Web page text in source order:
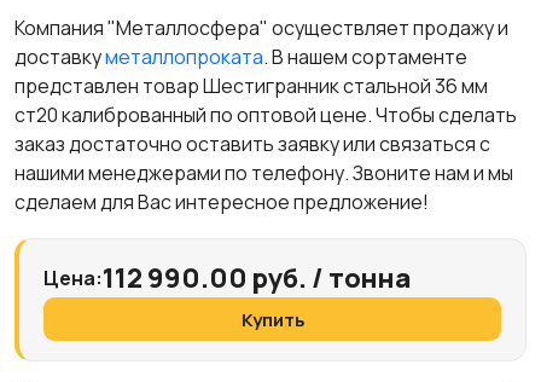
Компания "Металлосфера" осуществляет продажу и
доставкуметаллопроката. В нашем сортаменте
представлен товар Шестигранник стальной 36 мм
ст20 калиброванный по оптовой цене. Чтобы сделать
заказ достаточно оставить заявку или связаться с
нашими менеджерами по телефону. Звоните нам и мы
сделаем для Вас интересное предложение!
Цена:112 990.00 руб. / тонна
Купить